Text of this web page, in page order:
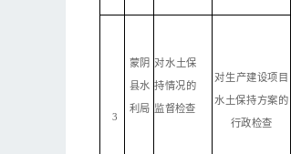
3
蒙阴
县水
利局
对水土保
持情况的
监督检查
对生产建设项目
水土保持方案的
行政检查